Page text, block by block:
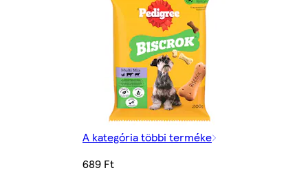
A kategória többi terméke
689 Ft